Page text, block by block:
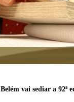
Belém vai sediar a 92ª